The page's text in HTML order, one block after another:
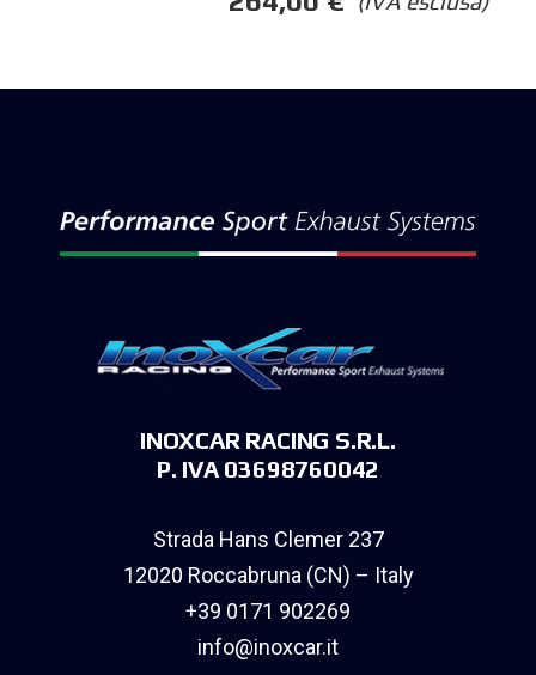
INOXCAR RACING S.R.L.
P. IVA 03698760042
Strada Hans Clemer 237
12020 Roccabruna (CN) – Italy
+39 0171 902269
info@inoxcar.it